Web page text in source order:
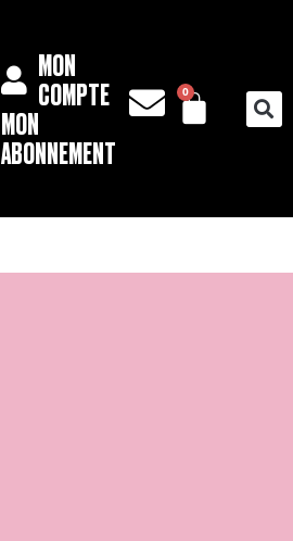
MON
COMPTE
MON
ABONNEMENT
0